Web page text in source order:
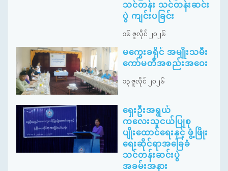
သင်တန်း သင်တန်းဆင်း
ပွဲ ကျင်းပခြင်း
၁၆ ဇူလိုင် ၂၀၂၆
မကွေးခရိုင် အမျိုးသမီး
ကော်မတီအစည်းအဝေး
၁၃ ဇူလိုင် ၂၀၂၆
ရှေးဦးအရွယ်
ကလေးသူငယ်ပြုစု
ပျိုးထောင်ရေးနှင့် ဖွံ့ဖြိုး
ရေးဆိုင်ရာအခြေခံ
သင်တန်းဆင်းပွဲ
အခမ်းအနား